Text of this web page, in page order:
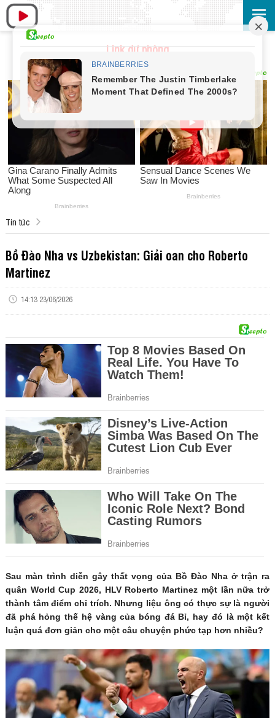
Link dự phòng
Tin tức
Bồ Đào Nha vs Uzbekistan: Giải oan cho Roberto
Martinez
14:13 23/06/2026
Sau màn trình diễn gây thất vọng của Bồ Đào Nha ở trận ra
quân World Cup 2026, HLV Roberto Martinez một lần nữa trở
thành tâm điểm chỉ trích. Nhưng liệu ông có thực sự là người
đã phá hỏng thế hệ vàng của bóng đá Bỉ, hay đó là một kết
luận quá đơn giản cho một câu chuyện phức tạp hơn nhiều?